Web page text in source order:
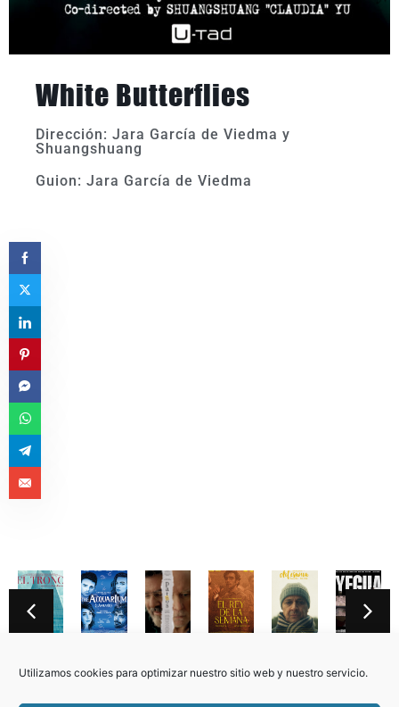
Utilizamos cookies para optimizar nuestro sitio web y nuestro servicio.
White Butterflies
Dirección: Jara García de Viedma y
Shuangshuang
Guion: Jara García de Viedma
El
trono
L
´Acquario
PathosEl
Rey
de